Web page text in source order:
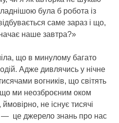
була б робота із
саме зараз і що,
наше завтра?»
що в минулому багато
Адже дивлячись у нічне
вогників, що світять
ми неозброєним оком
не існує тисячі
— це джерело знань про нас